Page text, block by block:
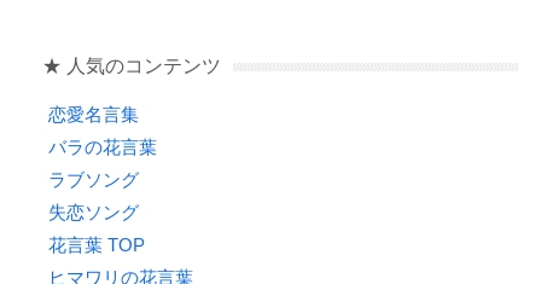
k
★ 人気のコンテンツ
恋愛名言集
バラの花言葉
ラブソング
失恋ソング
花言葉 TOP
ヒマワリの花言葉